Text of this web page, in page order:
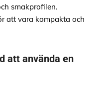
smakprofilen.
att vara kompakta och
att använda en